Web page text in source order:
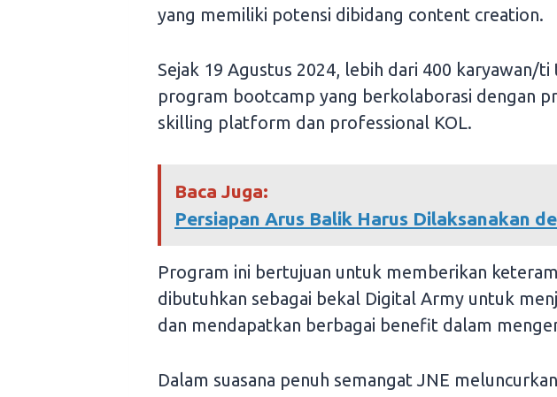
yang memiliki potensi dibidang content creation.
Sejak 19 Agustus 2024, lebih dari 400 karyawan/
program bootcamp yang berkolaborasi dengan
skilling platform dan professional KOL.
Baca Juga:
Persiapan Arus Balik Harus Dilaksanakan
Program ini bertujuan untuk memberikan
dibutuhkan sebagai bekal Digital Army untuk
dan mendapatkan berbagai benefit dalam
Dalam suasana penuh semangat JNE